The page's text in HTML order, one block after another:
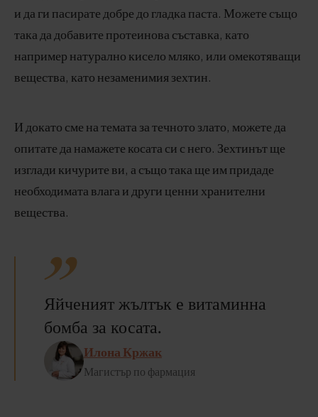
и да ги пасирате добре до гладка паста. Можете също
така да добавите протеинова съставка, като
например натурално кисело мляко, или омекотяващи
вещества, като незаменимия зехтин.
И докато сме на темата за течното злато, можете да
опитате да намажете косата си с него. Зехтинът ще
изглади кичурите ви, а също така ще им придаде
необходимата влага и други ценни хранителни
вещества.
Яйченият жълтък е витаминна
бомба за косата.
Илона Кржак
Магистър по фармация